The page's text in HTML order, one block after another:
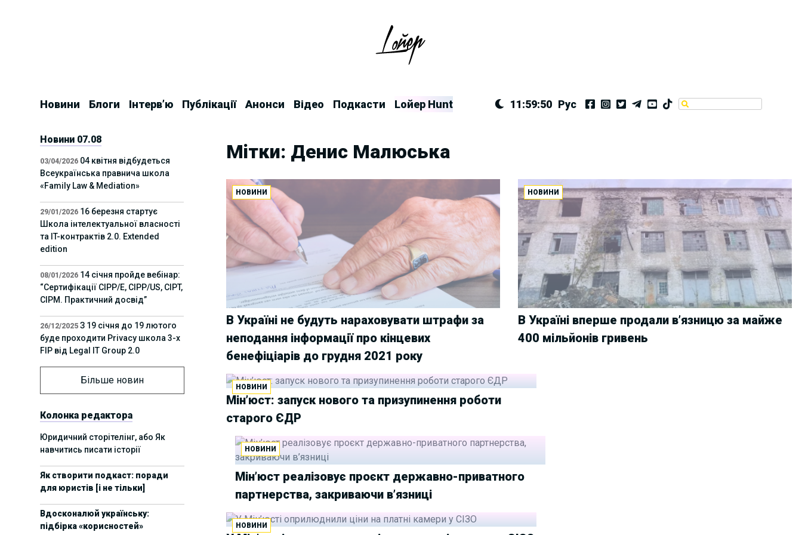
Новини Блоги Інтерв’ю Публікації Анонси Відео Подкасти Lойер Hunt 11:59:50 Рус
Мітки: Денис Малюська
НОВИНИ
В Україні не будуть нараховувати штрафи за
неподання інформації про кінцевих
бенефіціарів до грудня 2021 року
НОВИНИ
В Україні вперше продали вʼязницю за майже
400 мільйонів гривень
НОВИНИ
Мін’юст: запуск нового та призупинення роботи
старого ЄДР
НОВИНИ
Мін’юст реалізовує проєкт державно-приватного
партнерства, закриваючи в’язниці
НОВИНИ
Новини 07.08
03/04/2026 04 квітня відбудеться
Всеукраїнська правнича школа
«Family Law & Mediation»
29/01/2026 16 березня стартує
Школа інтелектуальної власності
та IT-контрактів 2.0. Extended
edition
08/01/2026 14 січня пройде вебінар:
“Сертифікації СІРР/Е, CIPP/US, CIPT,
CIPM. Практичний досвід”
26/12/2025 З 19 січня до 19 лютого
буде проходити Privacy школа 3-х
FIP від Legal IT Group 2.0
12 грудня пройде
приватність у 2026. Очікувані
05/11/2025 11 листопада пройде
вебінар “AI-агенти: прайвесі, IP
та комплаєнс ризики”
31/10/20258 листопада пройде
Форум молодих юристів України
2025
Більше новин
Колонка редактора
Юридичний сторітелінг, або Як
навчитись писати історії
Як створити подкаст: поради
для юристів [і не тільки]
Вдосконалюй українську:
підбірка «корисностей»